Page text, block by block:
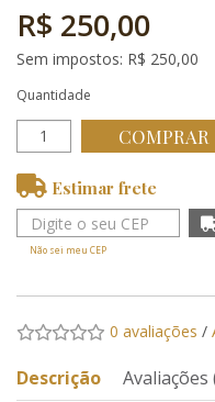
R$ 250,00
Sem impostos: R$ 250,00
Quantidade
COMPRAR
Estimar frete
Não sei meu CEP
0 avaliações /
Descrição Avaliações